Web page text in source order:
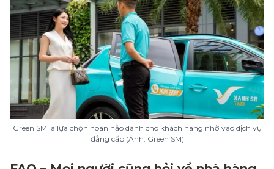
Green SM là lựa chọn hoàn hảo dành cho khách hàng nhờ vào dịch vụ
đẳng cấp (Ảnh: Green SM)